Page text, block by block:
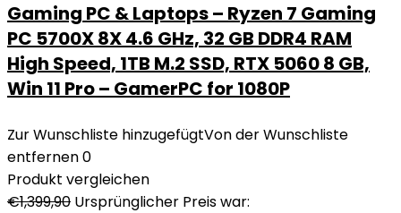
Gaming PC & Laptops – Ryzen 7 Gaming
PC 5700X 8X 4.6 GHz, 32 GB DDR4 RAM
High Speed, 1TB M.2 SSD, RTX 5060 8 GB,
Win 11 Pro – GamerPC for 1080P
Zur Wunschliste hinzugefügtVon der Wunschliste
entfernen0
Produkt vergleichen
€1,399,90 Ursprünglicher Preis war: